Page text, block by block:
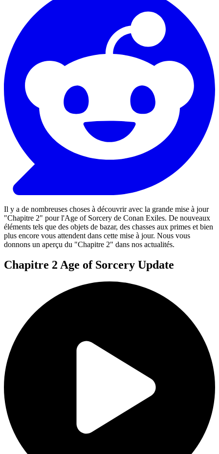
Il y a de nombreuses choses à découvrir avec la grande mise à jour
"Chapitre 2" pour l'Age of Sorcery de Conan Exiles. De nouveaux
éléments tels que des objets de bazar, des chasses aux primes et bien
plus encore vous attendent dans cette mise à jour. Nous vous
donnons un aperçu du "Chapitre 2" dans nos actualités.
Chapitre 2 Age of Sorcery Update